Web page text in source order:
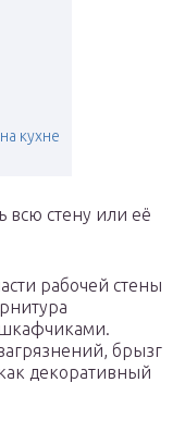
кухне
всю стену или её
рабочей стены
брызг
декоративный